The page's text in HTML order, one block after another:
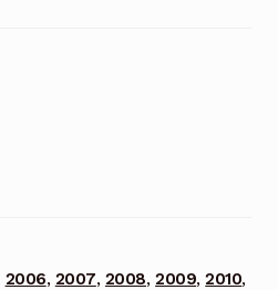
2006, 2007, 2008,2009,2010,